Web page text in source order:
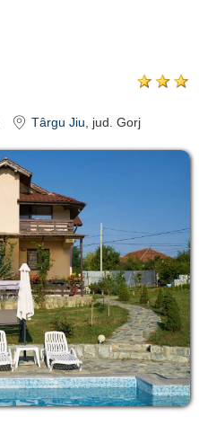
Târgu Jiu , jud. Gorj